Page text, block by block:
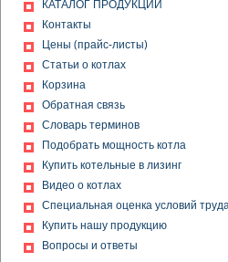
Получена декларация о
скребковые стационарные с
загрузочные механические для
(подъемники скиповые)
Получено свидетельство о
или видам работ, которые
безопасность объектов
Получен сертификат
котельные МКУ
МВт
Получен сертификат
КАТАЛОГ ПРОДУКЦИИ
Контакты
Цены (прайс-листы)
Статьи о котлах
Корзина
Обратная связь
Словарь терминов
Подобрать мощность котла
Купить котельные в лизинг
Видео о котлах
Специальная оценка условий
Купить нашу продукцию
Вопросы и ответы